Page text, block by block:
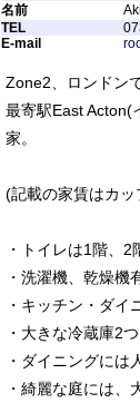
名前
TEL
E-mail
Zone2、ロンドン
最寄駅East Acton(
家。
(記載の家賃はカ
・トイレは1階、
・洗濯機、乾燥機
・キッチン・ダイ
・大きな冷蔵庫2
・ダイニングには
・綺麗な庭には